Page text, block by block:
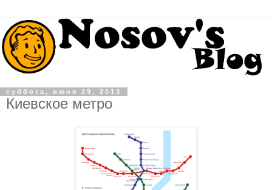
суббота, июня 29, 2013
Киевское метро